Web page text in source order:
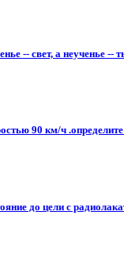
-- свет, а неученье --
90 км/ч
до цели с